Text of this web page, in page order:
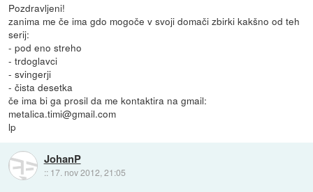
Pozdravljeni!
zanima me če ima gdo mogoče v svoji domači zbirki kakšno od teh
serij:
- pod eno streho
- trdoglavci
- svingerji
- čista desetka
če ima bi ga prosil da me kontaktira na gmail:
metalica.timi@gmail.com
lp
JohanP
:: 17. nov 2012, 21:05